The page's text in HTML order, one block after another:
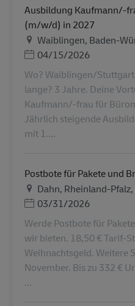
Ausbildung Kaufmann/-
(m/w/d) in 2027
地点Waiblingen, Baden-
Posted Date
04/15/2026
Wo? Waiblingen/
lange? 3 Jahre. Deine
Kaufmann/-frau für
Jährlich steigende
mit 1....
Postbote für Pakete und
地点Dahn, Rheinland-
Posted Date
03/31/2026
Werde Postbote für
wir bieten. 18,50 € Tarif-
Weihnachtsgeld. Weitere
November. Bis zu 332 €
...